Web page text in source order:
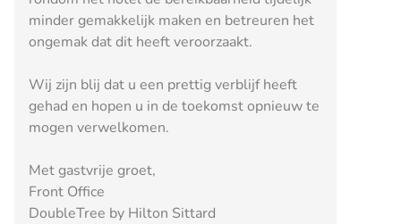
minder gemakkelijk maken en betreuren het
ongemak dat dit heeft veroorzaakt.
Wij zijn blij dat u een prettig verblijf heeft
gehad en hopen u in de toekomst opnieuw te
mogen verwelkomen.
Met gastvrije groet,
Front Office
DoubleTree by Hilton Sittard